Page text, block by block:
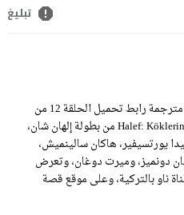
تبليغ
مشاهدة مسلسل الخليفة الحلقة 12 مترجمة رابط تحميل الحلقة 12 من
الخليفة نداء الجذور Halef: Köklerin Çağrısı EP12 من بطولة إلهان شان،
يورتسيفير، هاكان سالينميش،
دونميز، وميرت دوغان، وتعرض
الخليفة 2025 على قناة ناو بالتركية، وعلى موقع قصة